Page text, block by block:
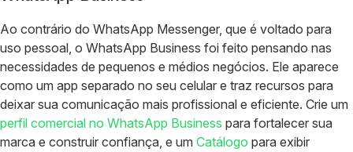
Ao contrário do WhatsApp Messenger, que é voltado para
uso pessoal, o WhatsApp Business foi feito pensando nas
necessidades de pequenos e médios negócios. Ele aparece
como um app separado no seu celular e traz recursos para
deixar sua comunicação mais profissional e eficiente. Crie um
perfil comercial no WhatsApp Business para fortalecer sua
marca e construir confiança, e um Catálogo para exibir